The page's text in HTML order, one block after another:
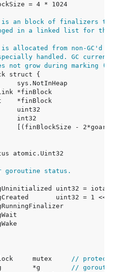
an block of finalizers to
in a linked list for the
allocated from non-GC'd
handled. GC
not grow during marking
status.
mutex
// protects
*g
//